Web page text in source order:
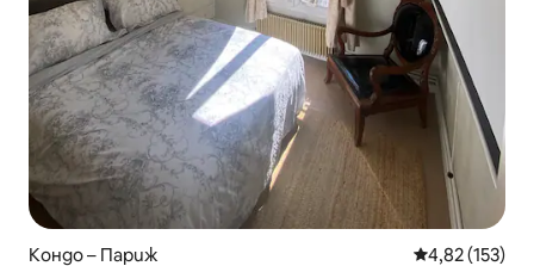
Кондо – Париж Средна
4,82 (153)